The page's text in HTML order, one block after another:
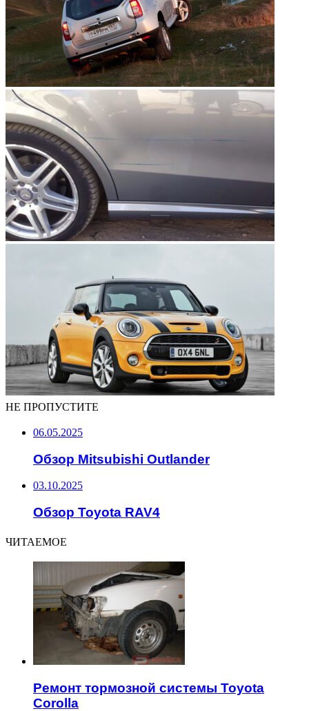
НЕ ПРОПУСТИТЕ
06.05.2025
Обзор Mitsubishi Outlander
03.10.2025
Обзор Toyota RAV4
ЧИТАЕМОЕ
Ремонт тормозной системы Toyota
Corolla